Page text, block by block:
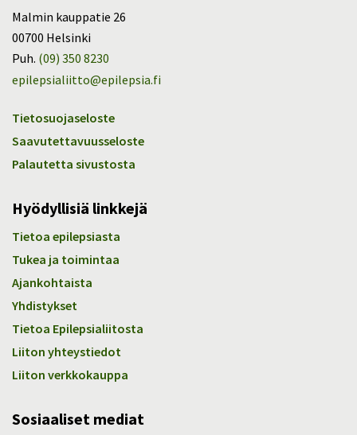
Malmin kauppatie 26
00700 Helsinki
Puh. (09) 350 8230
epilepsialiitto@epilepsia.fi
Tietosuojaseloste
Saavutettavuusseloste
Palautetta sivustosta
Hyödyllisiä linkkejä
Tietoa epilepsiasta
Tukea ja toimintaa
Ajankohtaista
Yhdistykset
Tietoa Epilepsialiitosta
Liiton yhteystiedot
Liiton verkkokauppa
Sosiaaliset mediat